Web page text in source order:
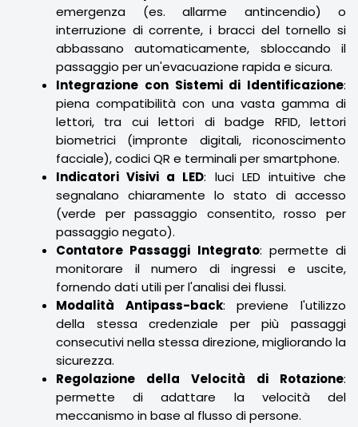
emergenza (es. allarme antincendio) o
interruzione di corrente, i bracci del tornello si
abbassano automaticamente, sbloccando il
passaggio per un'evacuazione rapida e sicura.
Integrazione con Sistemi di Identificazione:
piena compatibilità con una vasta gamma di
lettori, tra cui lettori di badge RFID, lettori
biometrici (impronte digitali, riconoscimento
facciale), codici QR e terminali per smartphone.
Indicatori Visivi a LED: luci LED intuitive che
segnalano chiaramente lo stato di accesso
(verde per passaggio consentito, rosso per
passaggio negato).
Contatore Passaggi Integrato: permette di
monitorare il numero di ingressi e uscite,
fornendo dati utili per l'analisi dei flussi.
Modalità Antipass-back: previene l'utilizzo
della stessa credenziale per più passaggi
consecutivi nella stessa direzione, migliorando la
sicurezza.
Regolazione della Velocità di Rotazione:
permette di adattare la velocità del
meccanismo in base al flusso di persone.